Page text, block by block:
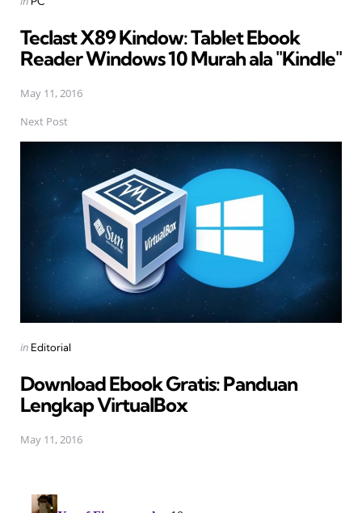
Teclast X89 Kindow: Tablet Ebook
Reader Windows 10 Murah ala "Kindle"
May 11, 2016
Next Post
Posted
in Editorial
Download Ebook Gratis: Panduan
Lengkap VirtualBox
May 11, 2016